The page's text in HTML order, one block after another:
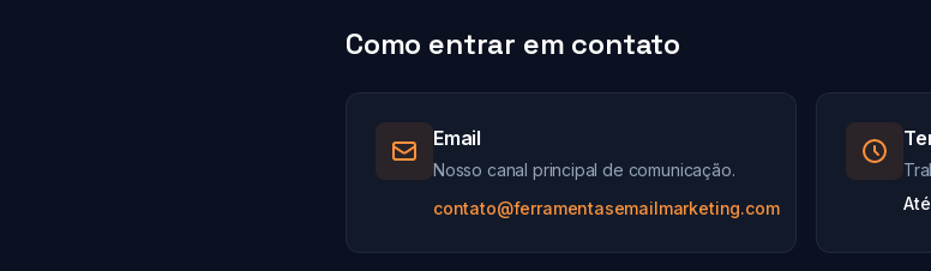
Como entrar em contato
Email
Nosso canal principal de comunicação.
contato@ferramentasemailmarketing.com